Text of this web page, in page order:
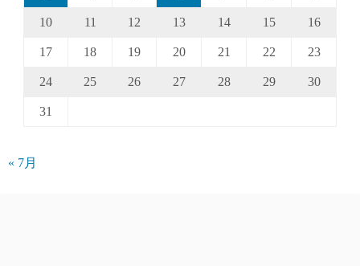
10 11 12 13 14 15 16
17 18 19 20 21 22 23
24 25 26 27 28 29 30
31
« 7月